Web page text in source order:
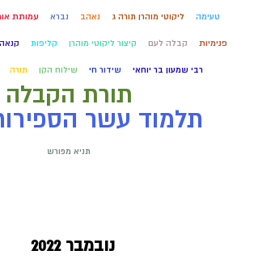
טעימה ליקוטי מוהרן תורה ג נאהב נברא עמותת
פנימיות קבלה לעם קיצור ליקוטי מוהרן קליפות קנאה
רבי שמעון בר יוחאי שידור חי שילוח הקן תורה
תורת הקבלה
תלמוד עשר
תניא מפורש
נובמבר 2022